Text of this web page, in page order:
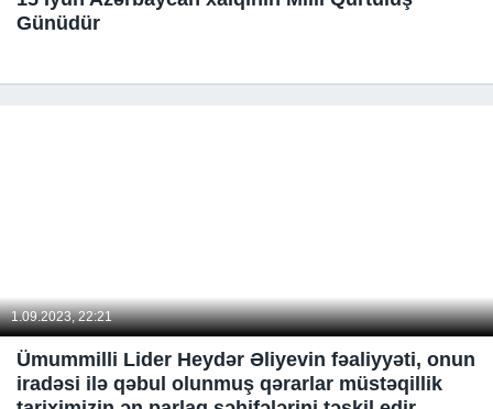
Günüdür
1.09.2023, 22:21
Ümummilli Lider Heydər Əliyevin fəaliyyəti, onun
iradəsi ilə qəbul olunmuş qərarlar müstəqillik